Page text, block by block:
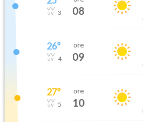
3 08
26°
4
ore
09
27°
5
ore
10